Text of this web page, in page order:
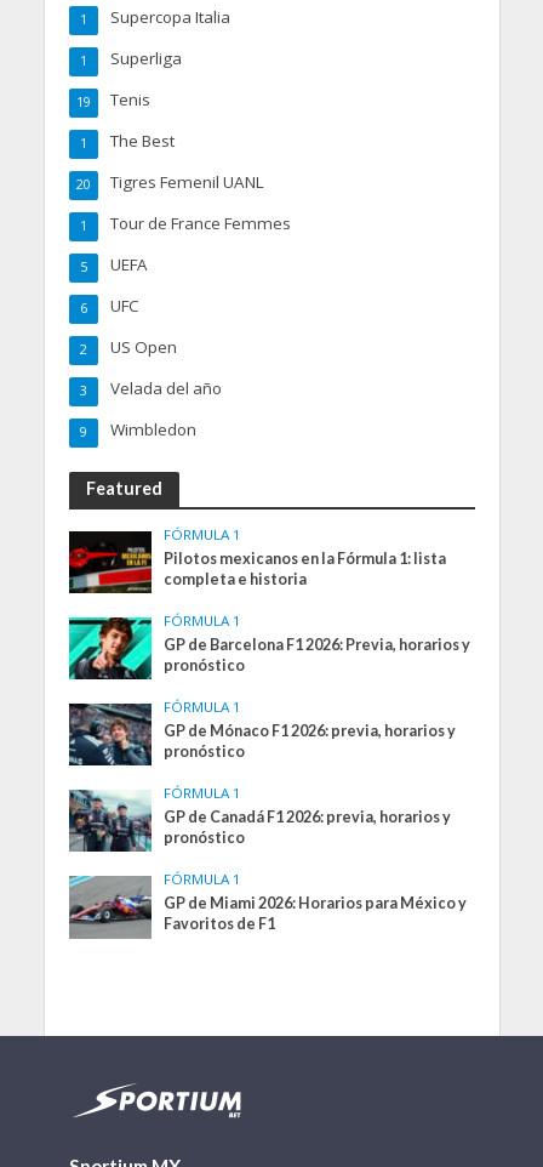
Supercopa Italia
1
Superliga
1
Tenis
19
The Best
1
Tigres Femenil UANL
20
Tour de France Femmes
1
UEFA
5
UFC
6
US Open
2
Velada del año
3
Wimbledon
9
Featured
FÓRMULA 1
Pilotos mexicanos en la Fórmula 1: lista
completa e historia
FÓRMULA 1
GP de Barcelona F1 2026: Previa, horarios y
pronóstico
FÓRMULA 1
GP de Mónaco F1 2026: previa, horarios y
pronóstico
FÓRMULA 1
GP de Canadá F1 2026: previa, horarios y
pronóstico
FÓRMULA 1
GP de Miami 2026: Horarios para México y
Favoritos de F1